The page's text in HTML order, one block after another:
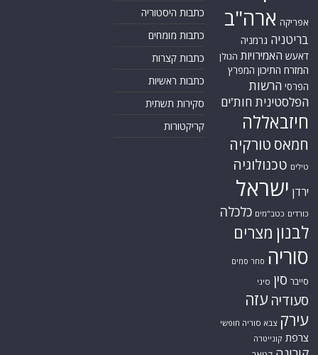
אפריקה ארה"ב
בריטניה גרמניה
דאעש האמירויות הגולן
המזרח התיכון המפרץ
הפרסי הרשות
הפלסטינית חות'ים
חיזבאללה
חמאס טורקיה
טילים טכנולוגיה
ירדן ישראל
כורדים כטב"מים כלכלה
לבנון מצרים
סוריה סחר סמים
סייבר סין סיני
סעודיה עזה
עירק צבא סוריה חופשי
צרפת קונייטרה
כתבות היסטוריה
כתבות מומחים
כתבות קצרות
כתבות ראשיות
סקירות תשתית
קריקטורות